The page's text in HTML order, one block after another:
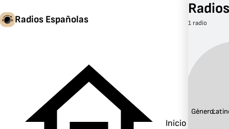
Radios Españolas
Inicio
1 radio
Género: